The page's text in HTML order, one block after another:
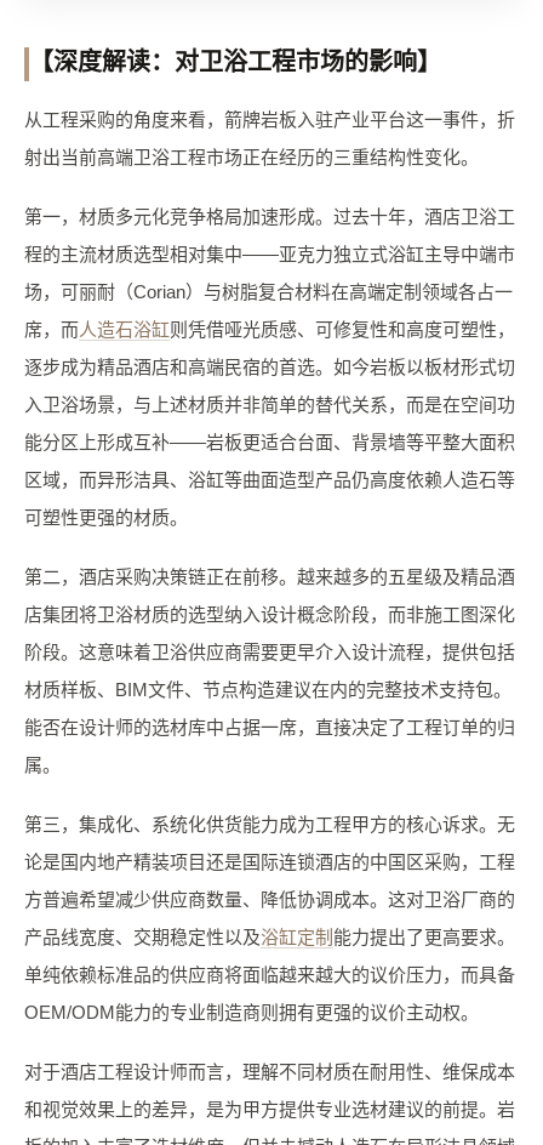
【深度解读：对卫浴工程市场的影响】
从工程采购的角度来看，箭牌岩板入驻产业平台这一事件，折
射出当前高端卫浴工程市场正在经历的三重结构性变化。
第一，材质多元化竞争格局加速形成。过去十年，酒店卫浴工
程的主流材质选型相对集中——亚克力独立式浴缸主导中端市
场，可丽耐（Corian）与树脂复合材料在高端定制领域各占一
席，而人造石浴缸则凭借哑光质感、可修复性和高度可塑性，
逐步成为精品酒店和高端民宿的首选。如今岩板以板材形式切
入卫浴场景，与上述材质并非简单的替代关系，而是在空间功
能分区上形成互补——岩板更适合台面、背景墙等平整大面积
区域，而异形洁具、浴缸等曲面造型产品仍高度依赖人造石等
可塑性更强的材质。
第二，酒店采购决策链正在前移。越来越多的五星级及精品酒
店集团将卫浴材质的选型纳入设计概念阶段，而非施工图深化
阶段。这意味着卫浴供应商需要更早介入设计流程，提供包括
材质样板、BIM文件、节点构造建议在内的完整技术支持包。
能否在设计师的选材库中占据一席，直接决定了工程订单的归
属。
第三，集成化、系统化供货能力成为工程甲方的核心诉求。无
论是国内地产精装项目还是国际连锁酒店的中国区采购，工程
方普遍希望减少供应商数量、降低协调成本。这对卫浴厂商的
产品线宽度、交期稳定性以及浴缸定制 能力提出了更高要求。
单纯依赖标准品的供应商将面临越来越大的议价压力，而具备
OEM/ODM能力的专业制造商则拥有更强的议价主动权。
对于酒店工程设计师而言，理解不同材质在耐用性、维保成本
和视觉效果上的差异，是为甲方提供专业选材建议的前提。岩